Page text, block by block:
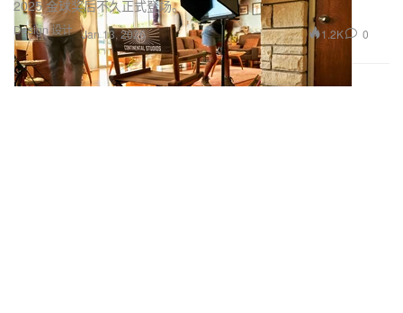
Design 设计
2025 金球奖后不久正式登场。
Jan 13, 2026 1.2K 0